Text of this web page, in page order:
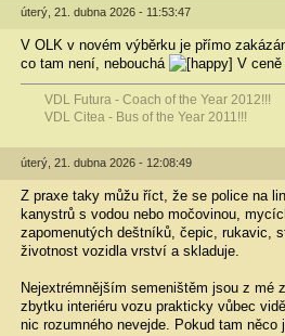
úterý, 21. dubna 2026 - 11:53:47
V OLK v novém výběrku je přímo
co tam není, nebouchá
V
VDL Futura - Coach of the Year 2012!!!
VDL Citea - Bus of the Year 2011!!!
úterý, 21. dubna 2026 - 12:08:49
Z praxe taky můžu říct, že se police na
kanystrů s vodou nebo močovinou,
zapomenutých deštníků, čepic, rukavic,
životnost vozidla vrství a skladuje.
Nejextrémnějším semeništěm jsou z
zbytku interiéru vozu prakticky vůbec
nic rozumného nevejde. Pokud tam